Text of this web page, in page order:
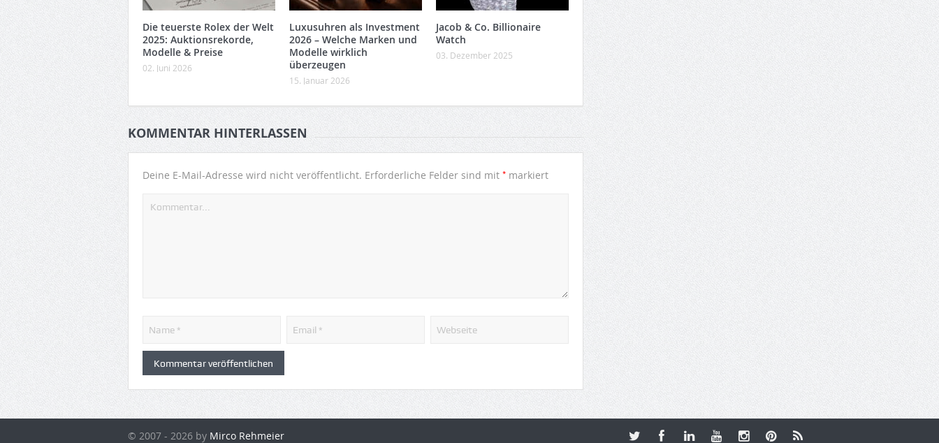
Die teuerste Rolex der Welt
2025: Auktionsrekorde,
Modelle & Preise
02. Juni 2026
Luxusuhren als Investment
2026 – Welche Marken und
Modelle wirklich
überzeugen
15. Januar 2026
Jacob & Co. Billionaire
Watch
03. Dezember 2025
KOMMENTAR HINTERLASSEN
Deine E-Mail-Adresse wird nicht veröffentlicht. Erforderliche Felder sind mit * markiert
© 2007 - 2026 by Mirco Rehmeier